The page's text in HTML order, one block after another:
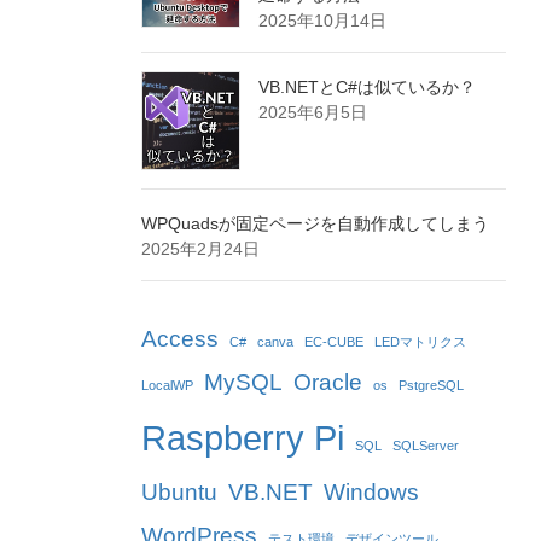
2025年10月14日
VB.NETとC#は似ているか？
2025年6月5日
WPQuadsが固定ページを自動作成してしまう
2025年2月24日
Access C# canva EC-CUBE LEDマトリクス
LocalWP MySQL Oracle os PstgreSQL
Raspberry Pi SQL SQLServer
Ubuntu VB.NET Windows
WordPress
テスト環境 デザインツール